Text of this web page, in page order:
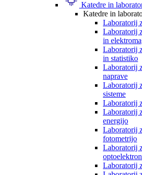
Katedre in
Katedre in
Laboratorij
Laboratorij
in
Laboratorij
in statistiko
Laboratorij
naprave
Laboratorij
sisteme
Laboratorij
Laboratorij
energijo
Laboratorij
fotometrijo
Laboratorij
Laboratorij